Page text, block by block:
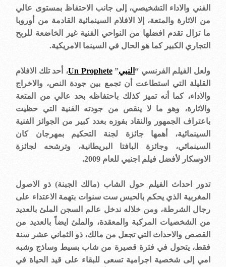
الفني والاداء التشخيصي، إلى جانب الاحتفاظ بمستوى عالي
من الاثارة والمتعة، إلا الافلام السينمائية القادمة من أوروبا
ما تزال تقدم افضلها من النواحي الفنية غير الخاضعة للربح
التجاري الكبير كما هو الحال في السينما الامريكية.
ولعل الفيلم الفرنسي “النبي”
Un Prophete، أحد تلك الافلام
القليلة التي استطاعت أن تجمع بين جودة النص، والاخراج
والاداء، كما أنه تميز كذلك باحتفاظه بحد عالي من المتعة
والاثارة، وهو ما لا ينقص من جودته الفنية التي حظيت
باعتراف الجمهور والنقاد بفوزه بعدد كبير من الجوائز الفنية
السينمائية، أهمها جائزة لجنة التحكيم بمهرجان كان
السينمائي، وجائزة البافتا البريطانية، وترشحه لجائزة
الاوسكار لأفضل فيلم اجنبي للعام 2009.
تدور احداث الفيلم حول الشاب (مالك الجبنة) ذو الاصول
المغربية الذي يحكم بالحبس ست سنوات بتهمة الاعتداء على
رجال الشرطة، ومن خلاله ندخل عالم السجن الملئ بالعديد
من الشخصيات المركبة والمعقدة، والملئ ايضاً بالعديد من
القصص والاحداث التي تجعل من مالك، ذو الثماني عشر سنة
فقط، يتحول في فترة قصيرة من شاب بسيط وساذج وشبه
امي إلى شخصية اجرامية تسعى للبقاء على قيد الحياة في